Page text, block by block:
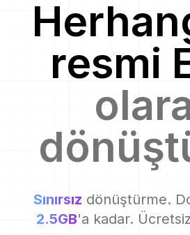
resmi
Sınırsız dönüştürme.
2.5GB'a kadar.